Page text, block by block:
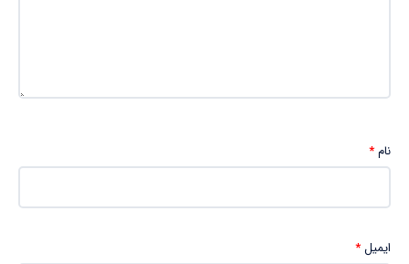
نام*
ایمیل*